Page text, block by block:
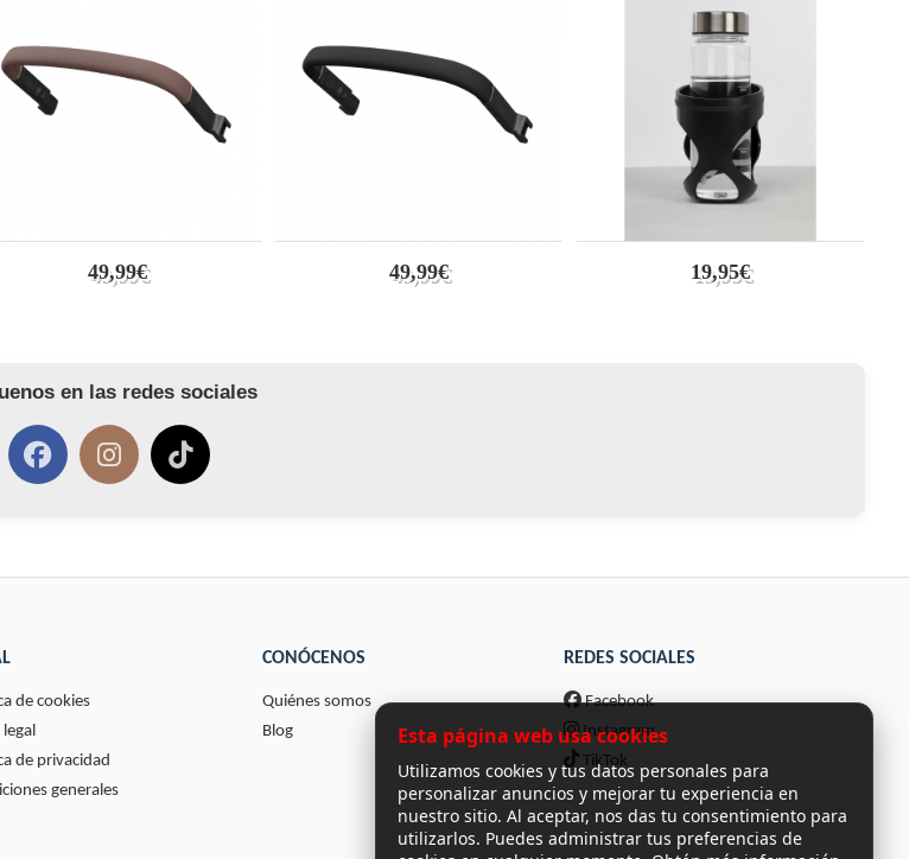
49,99€ 49,99€ 19,95€
en las redes sociales
de cookies
de privacidad
generales
CONÓCENOS
Quiénes somos
Blog
REDES SOCIALES
Facebook
Instagram
TikTok
Esta página web usa cookies
Utilizamos cookies y tus datos personales para
personalizar anuncios y mejorar tu experiencia en
nuestro sitio. Al aceptar, nos das tu consentimiento para
utilizarlos. Puedes administrar tus preferencias de